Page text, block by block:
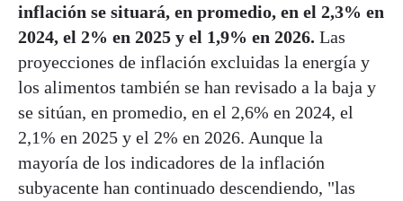
inflación se situará, en promedio, en el 2,3% en
2024, el 2% en 2025 y el 1,9% en 2026. Las
proyecciones de inflación excluidas la energía y
los alimentos también se han revisado a la baja y
se sitúan, en promedio, en el 2,6% en 2024, el
2,1% en 2025 y el 2% en 2026. Aunque la
mayoría de los indicadores de la inflación
subyacente han continuado descendiendo, "las